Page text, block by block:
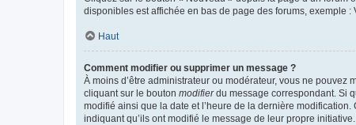
disponibles est affichée en bas de page des forums, exemple :
Haut
Comment modifier ou supprimer un message ?
À moins d’être administrateur ou modérateur, vous ne
cliquant sur le bouton modifierdu message correspondant. Si
modifié ainsi que la date et l’heure de la dernière
indiquant qu’ils ont modifié le message de leur propre